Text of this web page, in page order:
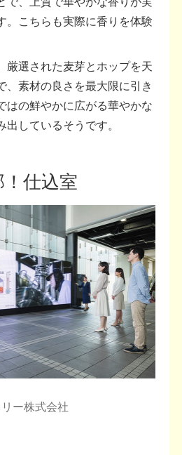
。こちらも実際に香りを体験
厳選された麦芽とホップを天
、素材の良さを最大限に引き
はの鮮やかに広がる華やかな
しているそうです。
仕込室
ー株式会社